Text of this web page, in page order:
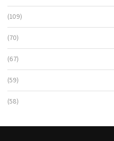
(109)
(70)
(67)
(59)
(58)